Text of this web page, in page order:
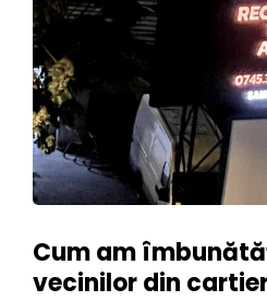
Cum am
vecinilor din